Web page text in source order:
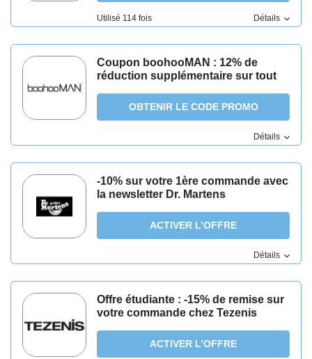
Utilisé 114 fois Détails
Coupon boohooMAN : 12% de
réduction supplémentaire sur tout
OBTENIR LE CODE PROMO
Détails
-10% sur votre 1ère commande avec
la newsletter Dr. Martens
ACTIVER L’OFFRE
Détails
Offre étudiante : -15% de remise sur
votre commande chez Tezenis
ACTIVER L’OFFRE